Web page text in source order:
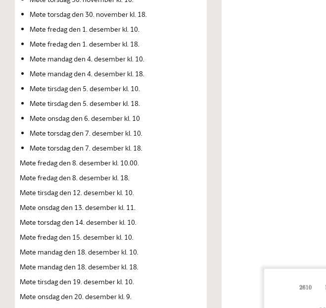
Møte torsdag den 30. november kl. 18.
Møte fredag den 1. desember kl. 10.
Møte fredag den 1. desember kl. 18.
Møte mandag den 4. desember kl. 10.
Møte mandag den 4. desember kl. 18.
Møte tirsdag den 5. desember kl. 10.
Møte tirsdag den 5. desember kl. 18.
Møte onsdag den 6. desember kl. 10
Møte torsdag den 7. desember kl. 10.
Møte torsdag den 7. desember kl. 18.
Møte fredag den 8. desember kl. 10.00.
Møte fredag den 8. desember kl. 18.
Møte tirsdag den 12. desember kl. 10.
Møte onsdag den 13. desember kl. 11.
Møte torsdag den 14. desember kl. 10.
Møte fredag den 15. desember kl. 10.
Møte mandag den 18. desember kl. 10.
Møte mandag den 18. desember kl. 18.
Møte tirsdag den 19. desember kl. 10.
Møte onsdag den 20. desember kl. 9.